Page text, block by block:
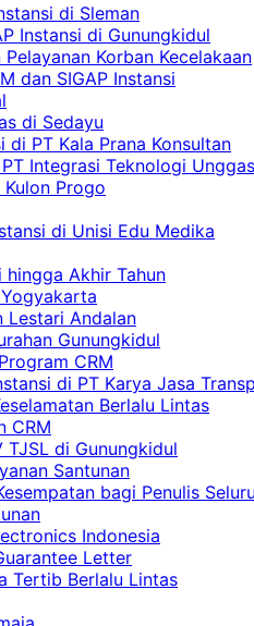
di Sleman
Instansi di Gunungkidul
Korban Kecelakaan
dan SIGAP Instansi
di Sedayu
di PT Kala Prana Konsultan
Integrasi Teknologi Unggas
Kulon Progo
di Unisi Edu Medika
hingga Akhir Tahun
Lestari Andalan
Gunungkidul
CRM
di PT Karya Jasa
Berlalu Lintas
CRM
TJSL di Gunungkidul
Santunan
bagi Penulis
Indonesia
Letter
Tertib Berlalu Lintas